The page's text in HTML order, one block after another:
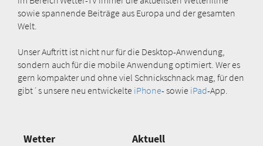
sowie spannende Beiträge aus Europa und der gesamten
Welt.
Unser Auftritt ist nicht nur für die Desktop-Anwendung,
sondern auch für die mobile Anwendung optimiert. Wer es
gern kompakter und ohne viel Schnickschnack mag, für den
gibt´s unsere neu entwickelte iPhone- sowie iPad-App.
Wetter Aktuell